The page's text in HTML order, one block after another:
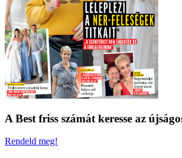
A Best friss számát keresse az
Rendeld meg!